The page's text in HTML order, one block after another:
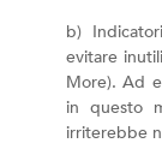
b)
evitare
More). Ad
in questo
irriterebbe